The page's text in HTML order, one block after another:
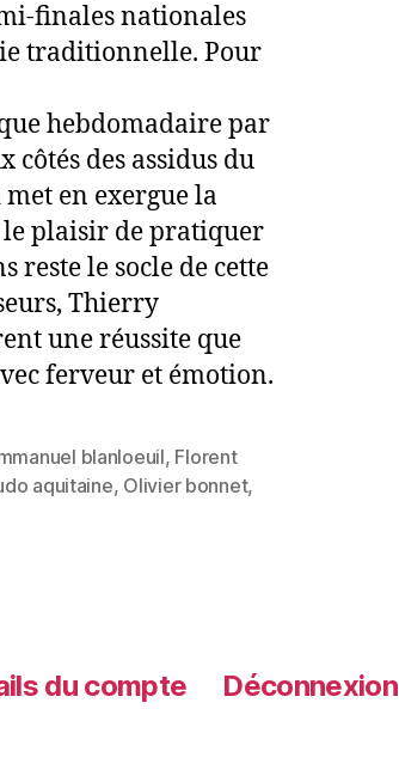
finales nationales
traditionnelle. Pour
hebdomadaire par
côtés des assidus du
en exergue la
le plaisir de pratiquer
reste le socle de cette
Thierry
une réussite que
ferveur et émotion.
blanloeuil, Florent
aquitaine, Olivier bonnet,
du compte
Déconnexion